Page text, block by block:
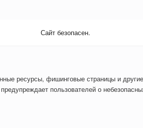
Сайт безопасен.
ресурсы, фишинговые страницы и
пользователей о